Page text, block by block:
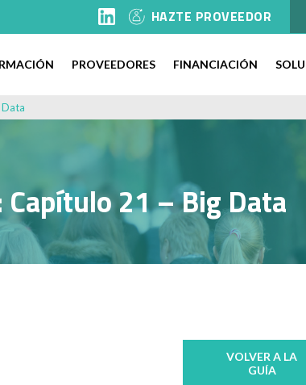
HAZTE PROVEEDOR
PROVEEDORES FINANCIACIÓN
21 – Big Data
VOLVER A LA
GUÍA